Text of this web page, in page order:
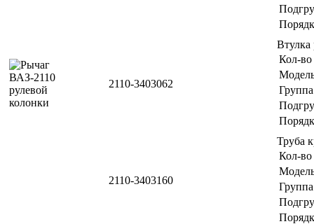
2110-3403062
Втулка
Кол-
Группа
2110-3403160
Труба
Кол-
Группа